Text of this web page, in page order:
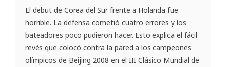
El debut de Corea del Sur frente a Holanda fue
horrible. La defensa cometió cuatro errores y los
bateadores poco pudieron hacer. Esto explica el fácil
revés que colocó contra la pared a los campeones
olímpicos de Beijing 2008 en el III Clásico Mundial de